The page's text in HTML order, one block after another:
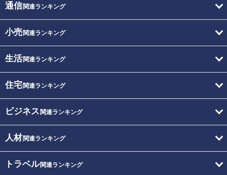
通信関連ランキング
小売関連ランキング
生活関連ランキング
住宅関連ランキング
ビジネス 関連ランキング
人材関連ランキング
トラベル関連ランキング